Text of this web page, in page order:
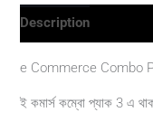
Description
e Commerce Combo
ই কমার্স কম্বো প্যাক 3 এ